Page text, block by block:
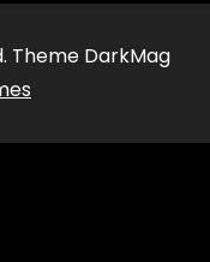
Theme DarkMag